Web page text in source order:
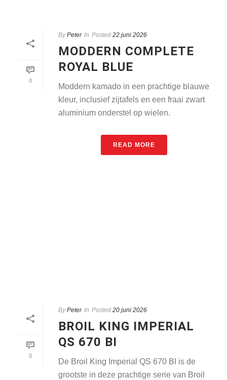
0
By Peter In Posted 22 juni 2026
MODDERN COMPLETE
ROYAL BLUE
Moddern kamado in een prachtige blauwe
kleur, inclusief zijtafels en een fraai zwart
aluminium onderstel op wielen.
READ MORE
0
By Peter In Posted 20 juni 2026
BROIL KING IMPERIAL
QS 670 BI
De Broil King Imperial QS 670 BI is de
grootste in deze prachtige serie van Broil